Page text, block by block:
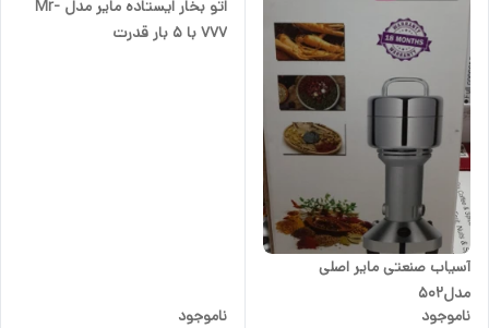
آسیاب صنعتی مایر اصلی
مدل502
ناموجود
اتو بخار ایستاده مایر مدل Mr-
777 با 5 بار قدرت
ناموجود